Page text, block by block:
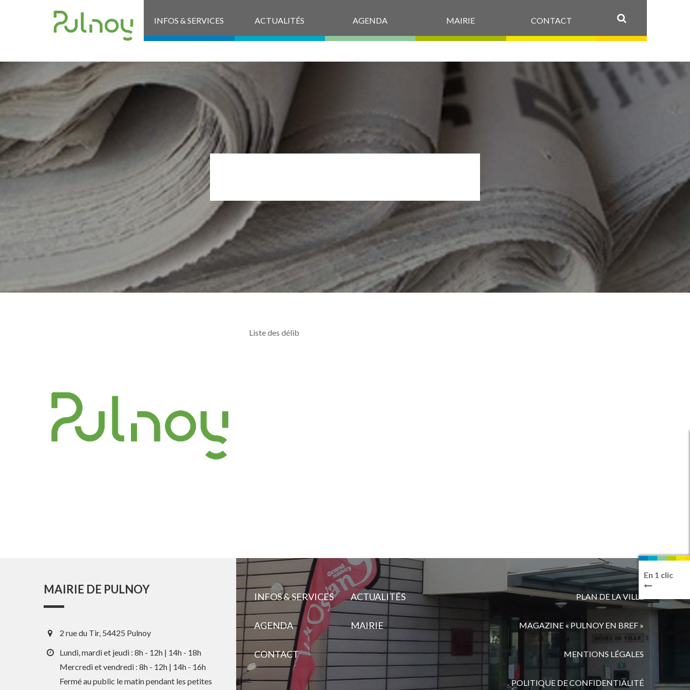
INFOS & SERVICES ACTUALITÉS AGENDA MAIRIE CONTACT
Liste des délib
En 1 clic
MAIRIE DE PULNOY
2 rue du Tir, 54425 Pulnoy
Lundi, mardi et jeudi : 8h - 12h | 14h - 18h
Mercredi et vendredi : 8h - 12h | 14h - 16h
Fermé au public le matin pendant les petites
INFOS & SERVICES ACTUALITÉS
AGENDA MAIRIE
CONTACT
PLAN DE LA VILLE
MAGAZINE « PULNOY EN BREF »
MENTIONS LÉGALES
POLITIQUE DE CONFIDENTIALITÉ